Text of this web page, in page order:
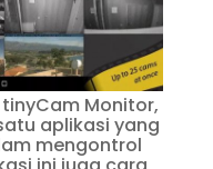
Monitor,
aplikasi yang
mengontrol